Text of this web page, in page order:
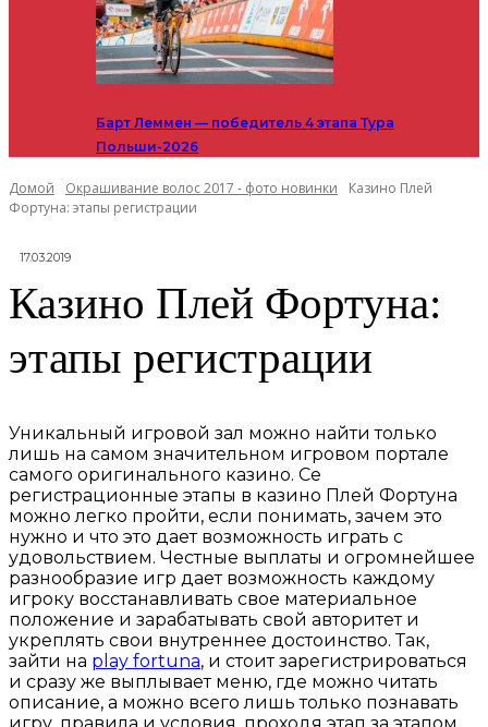
Барт Леммен — победитель 4 этапа Тура
Польши-2026
Домой Окрашивание волос 2017 - фото новинки
Казино Плей
Фортуна: этапы регистрации
17.03.2019
Казино Плей Фортуна:
этапы регистрации
Уникальный игровой зал можно найти только
лишь на самом значительном игровом портале
самого оригинального казино. Се
регистрационные этапы в казино Плей Фортуна
можно легко пройти, если понимать, зачем это
нужно и что это дает возможность играть с
удовольствием. Честные выплаты и огромнейшее
разнообразие игр дает возможность каждому
игроку восстанавливать свое материальное
положение и зарабатывать свой авторитет и
укреплять свои внутреннее достоинство. Так,
зайти на play fortuna, и стоит зарегистрироваться
и сразу же выплывает меню, где можно читать
описание, а можно всего лишь только познавать